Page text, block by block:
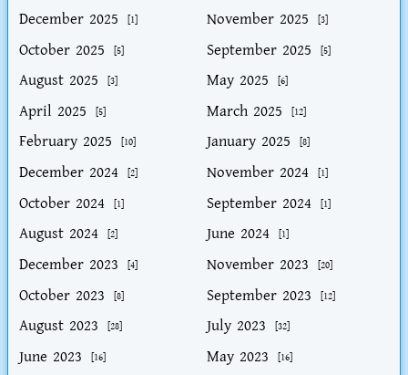
December 2025 [1] November 2025 [3]
October 2025 [5] September 2025 [5]
August 2025 [3] May 2025 [6]
April 2025 [5] March 2025 [12]
February 2025 [10] January 2025 [8]
December 2024 [2] November 2024 [1]
October 2024 [1] September 2024 [1]
August 2024 [2] June 2024 [1]
December 2023 [4] November 2023 [20]
October 2023 [8] September 2023 [12]
August 2023 [28] July 2023 [32]
June 2023 [16] May 2023 [16]